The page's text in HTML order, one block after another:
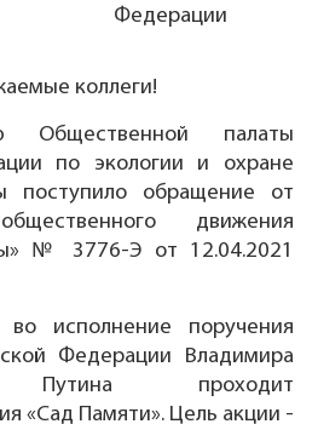
Федерации
коллеги!
Общественной палаты
по экологии и охране
поступило обращение от
движения
№ 3776-Э от 12.04.2021
исполнение поручения
Федерации Владимира
Путина проходит
«Сад Памяти». Цель акции -